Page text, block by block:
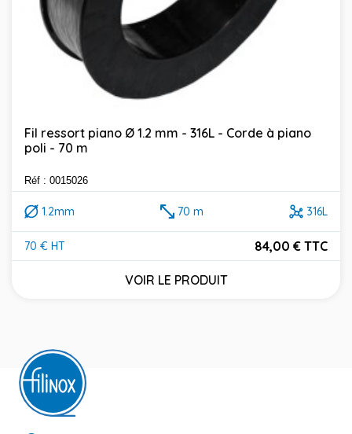
Fil ressort piano Ø 1.2 mm - 316L - Corde à piano
poli - 70 m
Réf : 0015026
1.2mm 70 m 316L
70 € HT
Prix
84,00 € TTC
VOIR LE PRODUIT